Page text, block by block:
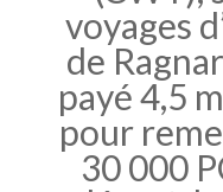
voyages
de
payé 4,5
pour
30 000